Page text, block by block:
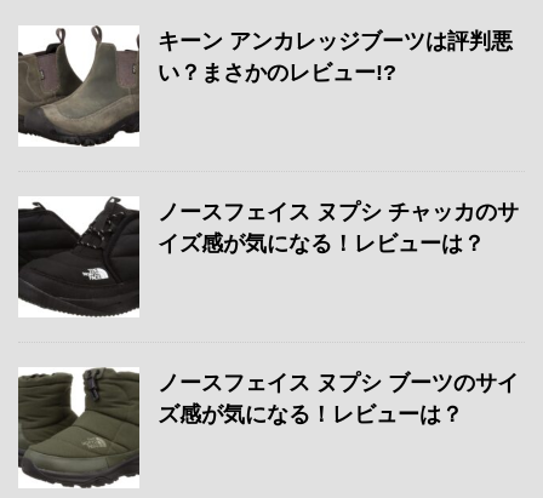
キーン アンカレッジブーツは評判悪
い？まさかのレビュー!?
ノースフェイス ヌプシ チャッカのサ
イズ感が気になる！レビューは？
ノースフェイス ヌプシ ブーツのサイ
ズ感が気になる！レビューは？